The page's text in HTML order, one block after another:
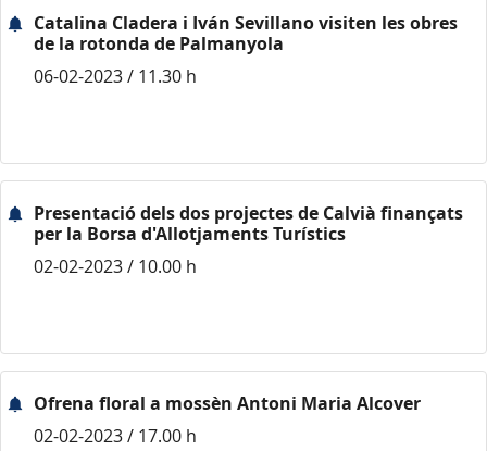
Catalina Cladera i Iván Sevillano visiten les obres
de la rotonda de Palmanyola
06-02-2023 / 11.30 h
Presentació dels dos projectes de Calvià finançats
per la Borsa d'Allotjaments Turístics
02-02-2023 / 10.00 h
Ofrena floral a mossèn Antoni Maria Alcover
02-02-2023 / 17.00 h